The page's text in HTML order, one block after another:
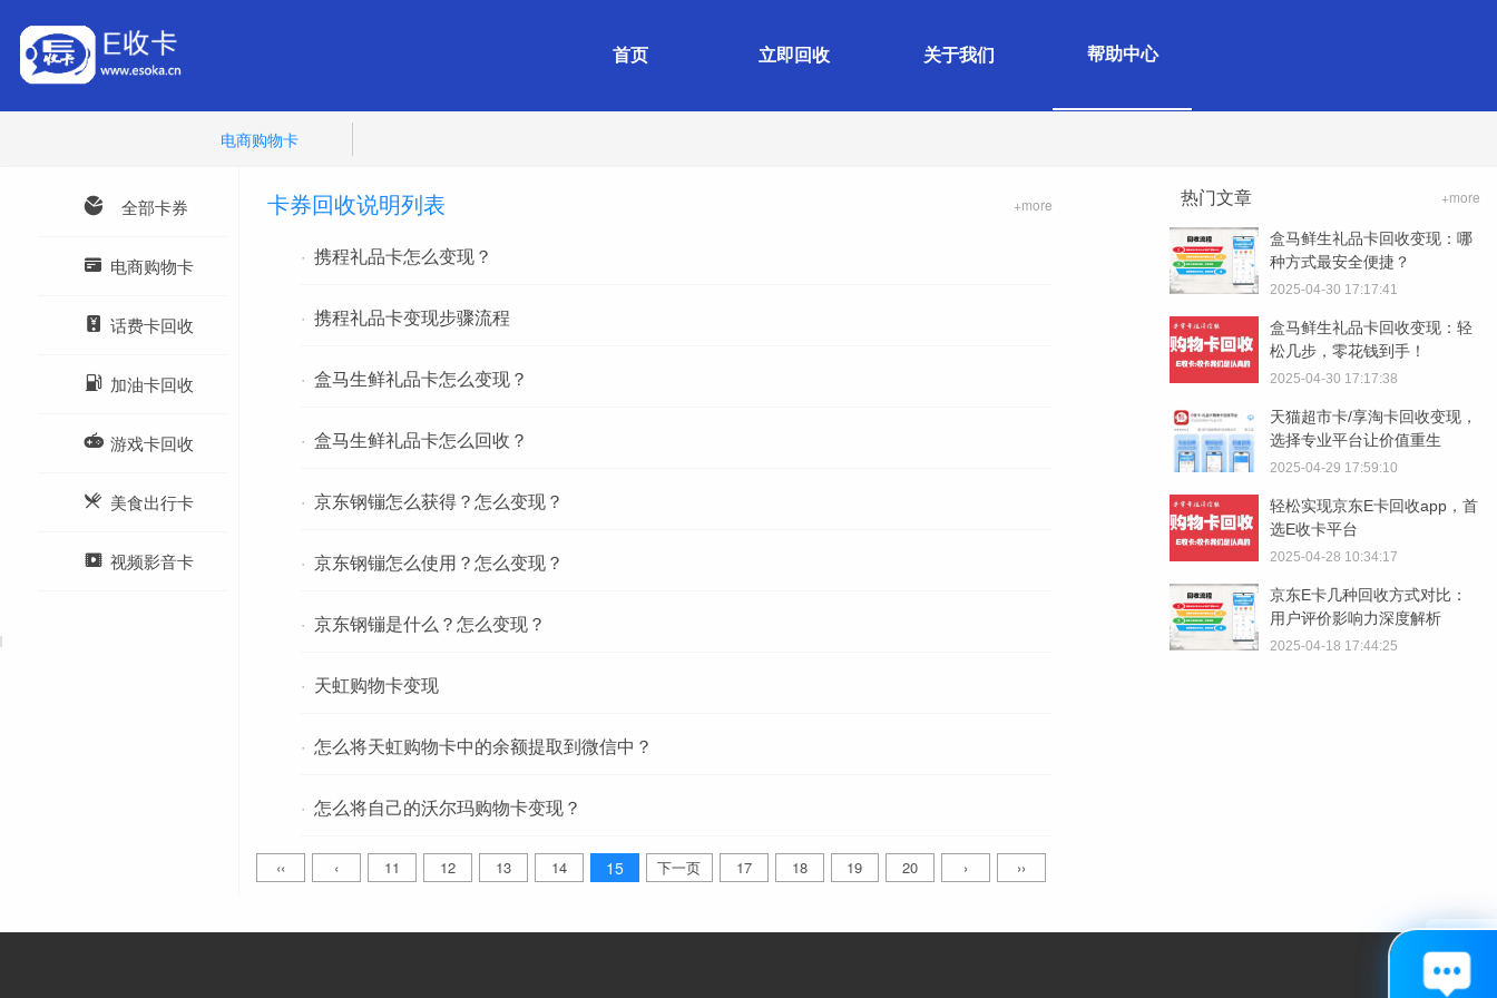
首页 立即回收 关于我们 帮助中心
电商购物卡
 全部卡券
 电商购物卡
 话费卡回收
 加油卡回收
 游戏卡回收
 美食出行卡
 视频影音卡
卡券回收说明列表 +more
· 携程礼品卡怎么变现？
· 携程礼品卡变现步骤流程
· 盒马生鲜礼品卡怎么变现？
· 盒马生鲜礼品卡怎么回收？
· 京东钢镚怎么获得？怎么变现？
· 京东钢镚怎么使用？怎么变现？
· 京东钢镚是什么？怎么变现？
· 天虹购物卡变现
· 怎么将天虹购物卡中的余额提取到微信中？
· 怎么将自己的沃尔玛购物卡变现？
‹‹ ‹ 11 12 13 14 15 下一页 17 18 19 20 › ››
热门文章 +more
盒马鲜生礼品卡回收变现：哪
种方式最安全便捷？
2025-04-30 17:17:41
盒马鲜生礼品卡回收变现：轻
松几步，零花钱到手！
2025-04-30 17:17:38
天猫超市卡/享淘卡回收变现，
选择专业平台让价值重生
2025-04-29 17:59:10
轻松实现京东E卡回收app，首
选E收卡平台
2025-04-28 10:34:17
京东E卡几种回收方式对比：
用户评价影响力深度解析
2025-04-18 17:44:25
